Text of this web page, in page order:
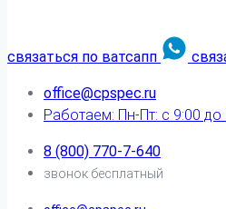
связаться по ватсапп
office@cpspec.ru
Работаем: Пн-Пт: с 9:00 до
8 (800) 770-7-640
звонок бесплатный